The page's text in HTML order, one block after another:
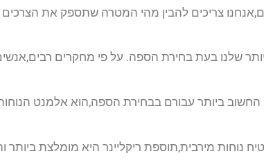
צריכים להבין מהי המטרה שתספק את הצרכים
שלנו בעת בחירת הספה. על פי מחקרים
ביותר עבורם בבחירת הספה,הוא אלמנט
נוחות מירבית,תוספת ריקליינר היא מומלצת ביותר